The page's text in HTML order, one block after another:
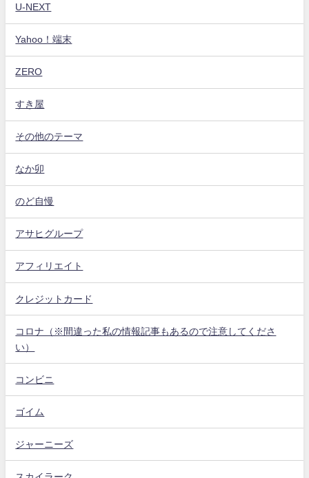
U-NEXT
Yahoo！端末
ZERO
すき屋
その他のテーマ
なか卯
のど自慢
アサヒグループ
アフィリエイト
クレジットカード
コロナ（※間違った私の情報記事もあるので注意してくださ
い）
コンビニ
ゴイム
ジャーニーズ